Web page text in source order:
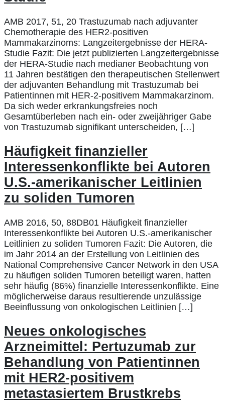
AMB 2017, 51, 20 Trastuzumab nach adjuvanter
Chemotherapie des HER2-positiven
Mammakarzinoms: Langzeitergebnisse der HERA-
Studie Fazit: Die jetzt publizierten Langzeitergebnisse
der HERA-Studie nach medianer Beobachtung von
11 Jahren bestätigen den therapeutischen Stellenwert
der adjuvanten Behandlung mit Trastuzumab bei
Patientinnen mit HER-2-positivem Mammakarzinom.
Da sich weder erkrankungsfreies noch
Gesamtüberleben nach ein- oder zweijähriger Gabe
von Trastuzumab signifikant unterscheiden, […]
Häufigkeit finanzieller
Interessenkonflikte bei Autoren
U.S.-amerikanischer Leitlinien
zu soliden Tumoren
AMB 2016, 50, 88DB01 Häufigkeit finanzieller
Interessenkonflikte bei Autoren U.S.-amerikanischer
Leitlinien zu soliden Tumoren Fazit: Die Autoren, die
im Jahr 2014 an der Erstellung von Leitlinien des
National Comprehensive Cancer Network in den USA
zu häufigen soliden Tumoren beteiligt waren, hatten
sehr häufig (86%) finanzielle Interessenkonflikte. Eine
möglicherweise daraus resultierende unzulässige
Beeinflussung von onkologischen Leitlinien […]
Neues onkologisches
Arzneimittel: Pertuzumab zur
Behandlung von Patientinnen
mit HER2-positivem
metastasiertem Brustkrebs